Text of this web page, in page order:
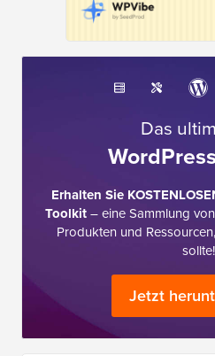
Das
Erhalten Sie
Toolkit– eine Sammlung
Produkten und
sollte!
Jetzt